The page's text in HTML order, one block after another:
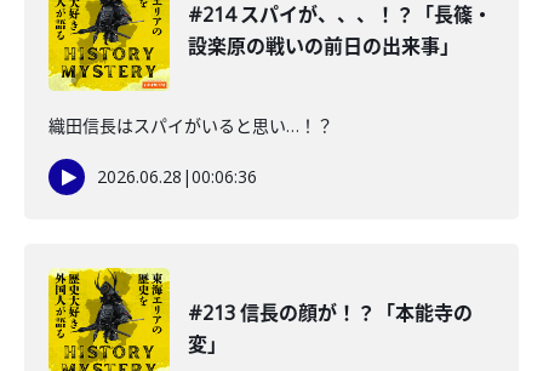
#214 スパイが、、、！？「長篠・
設楽原の戦いの前日の出来事」
織田信長はスパイがいると思い…！？
2026.06.28 |00:06:36
#213 信長の顔が！？「本能寺の
変」